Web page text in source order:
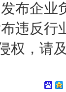
布企业
违反行
权，请